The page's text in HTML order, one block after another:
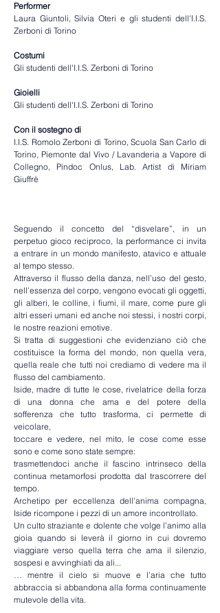
Performer
Laura Giuntoli, Silvia Oteri e gli studenti dell'I.I.S.
Zerboni di Torino
Costumi
Gli studenti dell'I.I.S. Zerboni di Torino
Gioielli
Gli studenti dell'I.I.S. Zerboni di Torino
Con il sostegno di
I.I.S. Romolo Zerboni di Torino, Scuola San Carlo di
Torino, Piemonte dal Vivo / Lavanderia a Vapore di
Collegno, Pindoc Onlus, Lab. Artist di Miriam
Giuffrè
Seguendo il concetto del “disvelare”, in un
perpetuo gioco reciproco, la performance ci invita
a entrare in un mondo manifesto, atavico e attuale
al tempo stesso.
Attraverso il flusso della danza, nell’uso del gesto,
nell’essenza del corpo, vengono evocati gli oggetti,
gli alberi, le colline, i fiumi, il mare, come pure gli
altri esseri umani ed anche noi stessi, i nostri corpi,
le nostre reazioni emotive.
Si tratta di suggestioni che evidenziano ciò che
costituisce la forma del mondo, non quella vera,
quella reale che tutti noi crediamo di vedere ma il
flusso del cambiamento.
Iside, madre di tutte le cose, rivelatrice della forza
di una donna che ama e del potere della
sofferenza che tutto trasforma, ci permette di
veicolare,
toccare e vedere, nel mito, le cose come esse
sono e come sono state sempre:
trasmettendoci anche il fascino intrinseco della
continua metamorfosi prodotta dal trascorrere del
tempo.
Archetipo per eccellenza dell'anima compagna,
Iside ricompone i pezzi di un amore incontrollato.
Un culto straziante e dolente che volge l’animo alla
gioia quando si leverà il giorno in cui dovremo
viaggiare verso quella terra che ama il silenzio,
sospesi e avvinghiati da ali...
… mentre il cielo si muove e l’aria che tutto
abbraccia si abbandona alla forma continuamente
mutevole della vita.